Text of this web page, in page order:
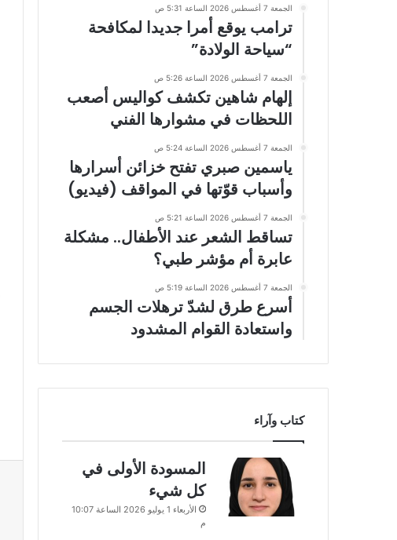
الجمعة 7 أغسطس 2026 الساعة 5:31 ص
ترامب يوقع أمرا جديدا لمكافحة
“سياحة الولادة”
الجمعة 7 أغسطس 2026 الساعة 5:26 ص
إلهام شاهين تكشف كواليس أصعب
اللحظات في مشوارها الفني
الجمعة 7 أغسطس 2026 الساعة 5:24 ص
ياسمين صبري تفتح خزائن أسرارها
وأسباب قوّتها في المواقف (فيديو)
الجمعة 7 أغسطس 2026 الساعة 5:21 ص
تساقط الشعر عند الأطفال.. مشكلة
عابرة أم مؤشر طبي؟
الجمعة 7 أغسطس 2026 الساعة 5:19 ص
أسرع طرق لشدّ ترهلات الجسم
واستعادة القوام المشدود
كتاب وآراء
المسودة الأولى في
كل شيء
الأربعاء 1 يوليو 2026 الساعة 10:07
م